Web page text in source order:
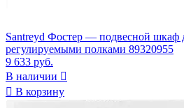
Santreyd Фостер — подвесной шкаф
регулируемыми полками 89320955
9 633 руб.
В наличии 
 В корзину